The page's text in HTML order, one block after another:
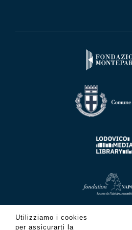
Utilizziamo i cookies
per assicurarti la